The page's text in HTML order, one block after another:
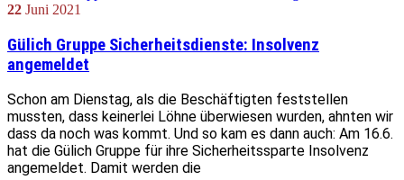
22 Juni 2021
Gülich Gruppe Sicherheitsdienste: Insolvenz
angemeldet
Schon am Dienstag, als die Beschäftigten feststellen
mussten, dass keinerlei Löhne überwiesen wurden, ahnten wir
dass da noch was kommt. Und so kam es dann auch: Am 16.6.
hat die Gülich Gruppe für ihre Sicherheitssparte Insolvenz
angemeldet. Damit werden die